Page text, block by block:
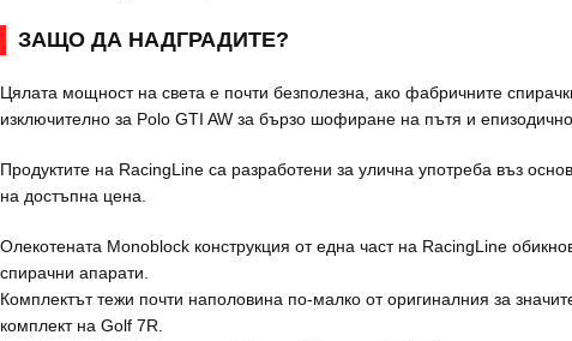
ЗАЩО ДА НАДГРАДИТЕ?
Цялата мощност на света е почти безполезна, ако фабричните
изключително за Polo GTI AW за бързо шофиране на пътя и
Продуктите на RacingLine са разработени за улична употреба въз
на достъпна цена.
Олекотената Monoblock конструкция от една част на RacingLine
спирачни апарати.
Комплектът тежи почти наполовина по-малко от оригиналния за
комплект на Golf 7R.